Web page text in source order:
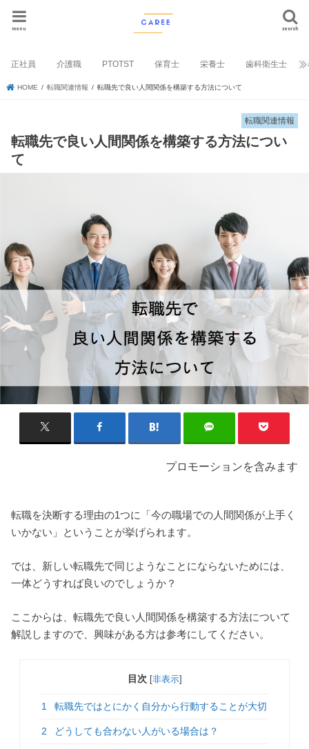
search
menu
正社員 介護職 PTOTST 保育士 栄養士 歯科衛生士
HOME 転職関連情報 転職先で良い人間関係を構築する方法について
転職関連情報
転職先で良い人間関係を構築する方法につい
て
プロモーションを含みます
転職を決断する理由の1つに「今の職場での人間関係が上手く
いかない」ということが挙げられます。
では、新しい転職先で同じようなことにならないためには、
一体どうすれば良いのでしょうか？
ここからは、転職先で良い人間関係を構築する方法について
解説しますので、興味がある方は参考にしてください。
目次 非表示]
1 転職先ではとにかく自分から行動することが大切
2 どうしても合わない人がいる場合は？